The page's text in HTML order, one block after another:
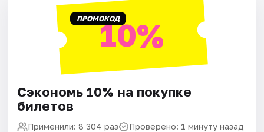
ПРОМОКОД10%
Сэкономь 10% на покупке
билетов
Применили: 8 304 раз Проверено: 1 минуту назад